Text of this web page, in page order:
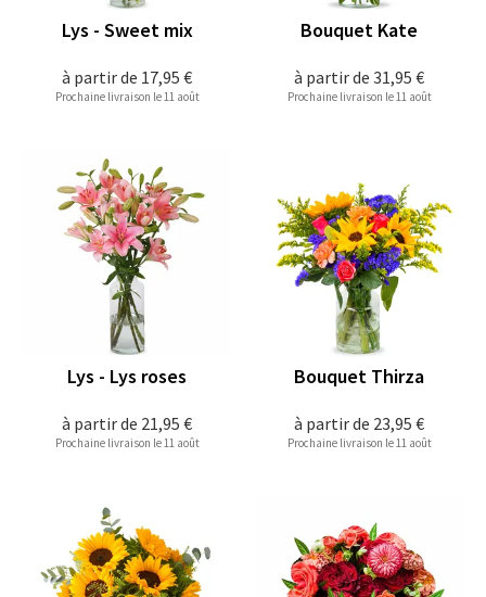
à partir de 17,95 €
Lys - Sweet mix
Prochaine livraison le 11 août
à partir de 31,95 €
Bouquet Kate
Prochaine livraison le 11 août
à partir de 21,95 €
Lys - Lys roses
Prochaine livraison le 11 août
à partir de 23,95 €
Bouquet Thirza
Prochaine livraison le 11 août